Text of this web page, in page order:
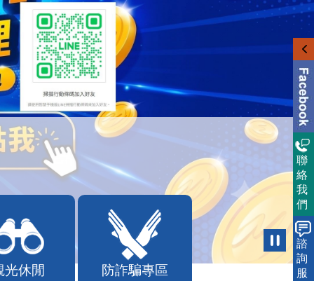
光休閒 防詐騙專區
聯
絡
我
們
諮
詢
服